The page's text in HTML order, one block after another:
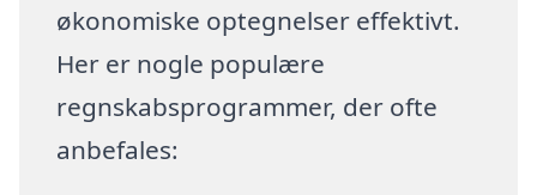
økonomiske optegnelser effektivt.
Her er nogle populære
regnskabsprogrammer, der ofte
anbefales: